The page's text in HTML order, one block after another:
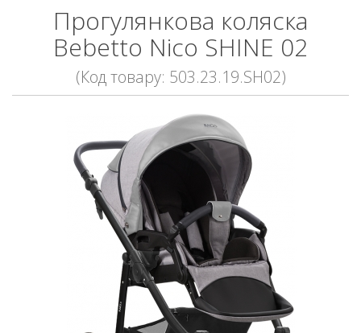
Прогулянкова коляска
Bebetto Nico SHINE 02
(Код товару: 503.23.19.SH02)